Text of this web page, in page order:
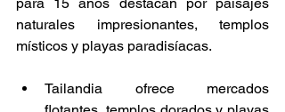
para 15 años destacan por paisajes
naturales impresionantes, templos
místicos y playas paradisíacas.
Tailandia ofrece mercados